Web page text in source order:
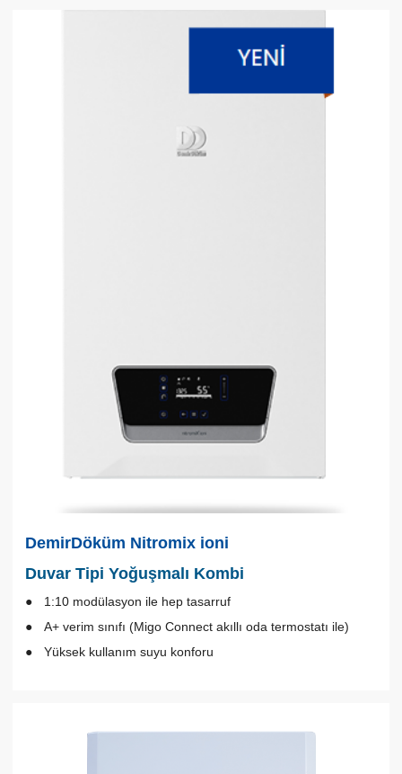
DemirDöküm Nitromix ioni
Duvar Tipi Yoğuşmalı Kombi
1:10 modülasyon ile hep tasarruf
A+ verim sınıfı (Migo Connect akıllı oda termostatı ile)
Yüksek kullanım suyu konforu